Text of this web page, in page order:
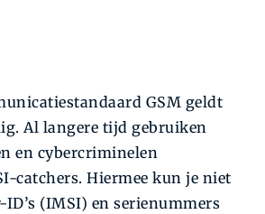
GSM geldt
Al langere tijd gebruiken
en cybercriminelen
catchers. Hiermee kun je niet
ID’s (IMSI) en serienummers